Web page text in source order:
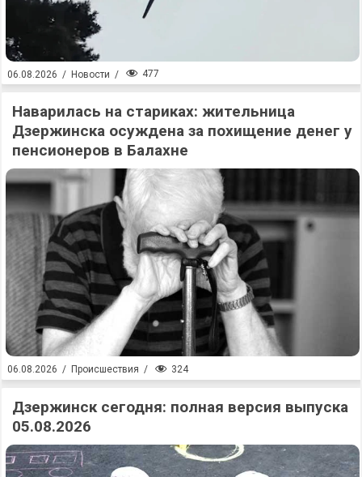
06.08.2026 / Новости / 477
Наварилась на стариках: жительница
Дзержинска осуждена за похищение денег у
пенсионеров в Балахне
06.08.2026 / Происшествия / 324
Дзержинск сегодня: полная версия выпуска
05.08.2026